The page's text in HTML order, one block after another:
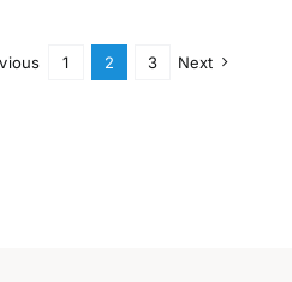
1 2 3 Next